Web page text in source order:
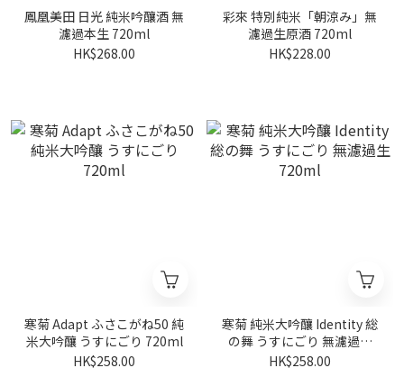
鳳凰美田 日光 純米吟釀酒 無
濾過本生 720ml
HK$268.00
彩來 特別純米「朝涼み」無
濾過生原酒 720ml
HK$228.00
寒菊 Adapt ふさこがね50 純
米大吟釀 うすにごり 720ml
HK$258.00
寒菊 純米大吟釀 Identity 総
の舞 うすにごり 無濾過生
720ml
HK$258.00